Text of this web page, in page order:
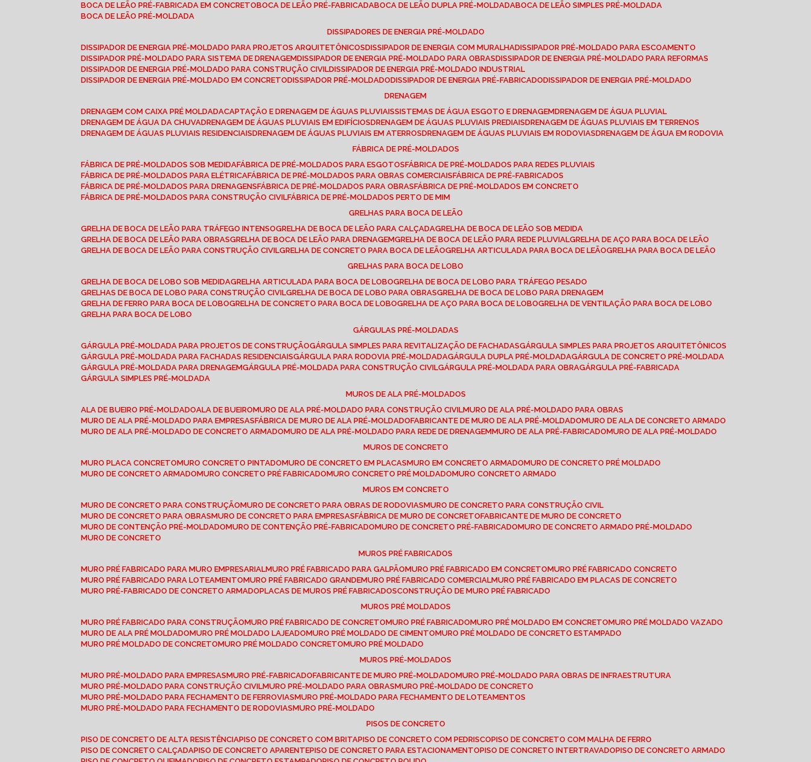
BOCA DE LEÃO PRÉ-FABRICADA EM CONCRETO BOCA DE LEÃO PRÉ-FABRICADA BOCA DE LEÃO DUPLA PRÉ-MOLDADA BOCA DE LEÃO SIMPLES PRÉ-MOLDADA
BOCA DE LEÃO PRÉ-MOLDADA
DISSIPADORES DE ENERGIA PRÉ-MOLDADO
DISSIPADOR DE ENERGIA PRÉ-MOLDADO PARA PROJETOS ARQUITETÔNICOS DISSIPADOR DE ENERGIA COM MURALHA DISSIPADOR PRÉ-MOLDADO PARA ESCOAMENTO
DISSIPADOR PRÉ-MOLDADO PARA SISTEMA DE DRENAGEM DISSIPADOR DE ENERGIA PRÉ-MOLDADO PARA OBRAS DISSIPADOR DE ENERGIA PRÉ-MOLDADO PARA REFORMAS
DISSIPADOR DE ENERGIA PRÉ-MOLDADO PARA CONSTRUÇÃO CIVIL DISSIPADOR DE ENERGIA PRÉ-MOLDADO INDUSTRIAL
DISSIPADOR DE ENERGIA PRÉ-MOLDADO EM CONCRETO DISSIPADOR PRÉ-MOLDADO DISSIPADOR DE ENERGIA PRÉ-FABRICADO DISSIPADOR DE ENERGIA PRÉ-MOLDADO
DRENAGEM
DRENAGEM COM CAIXA PRÉ MOLDADA CAPTAÇÃO E DRENAGEM DE ÁGUAS PLUVIAIS SISTEMAS DE ÁGUA ESGOTO E DRENAGEM DRENAGEM DE ÁGUA PLUVIAL
DRENAGEM DE ÁGUA DA CHUVA DRENAGEM DE ÁGUAS PLUVIAIS EM EDIFÍCIOS DRENAGEM DE ÁGUAS PLUVIAIS PREDIAIS DRENAGEM DE ÁGUAS PLUVIAIS EM TERRENOS
DRENAGEM DE ÁGUAS PLUVIAIS RESIDENCIAIS DRENAGEM DE ÁGUAS PLUVIAIS EM ATERROS DRENAGEM DE ÁGUAS PLUVIAIS EM RODOVIAS DRENAGEM DE ÁGUA EM RODOVIA
FÁBRICA DE PRÉ-MOLDADOS
FÁBRICA DE PRÉ-MOLDADOS SOB MEDIDA FÁBRICA DE PRÉ-MOLDADOS PARA ESGOTOS FÁBRICA DE PRÉ-MOLDADOS PARA REDES PLUVIAIS
FÁBRICA DE PRÉ-MOLDADOS PARA ELÉTRICA FÁBRICA DE PRÉ-MOLDADOS PARA OBRAS COMERCIAIS FÁBRICA DE PRÉ-FABRICADOS
FÁBRICA DE PRÉ-MOLDADOS PARA DRENAGENS FÁBRICA DE PRÉ-MOLDADOS PARA OBRAS FÁBRICA DE PRÉ-MOLDADOS EM CONCRETO
FÁBRICA DE PRÉ-MOLDADOS PARA CONSTRUÇÃO CIVIL FÁBRICA DE PRÉ-MOLDADOS PERTO DE MIM
GRELHAS PARA BOCA DE LEÃO
GRELHA DE BOCA DE LEÃO PARA TRÁFEGO INTENSO
GRELHA DE BOCA DE LEÃO PARA CALÇADA
GRELHA DE BOCA DE LEÃO SOB MEDIDA
GRELHA DE BOCA DE LEÃO PARA OBRAS
GRELHA DE BOCA DE LEÃO PARA DRENAGEM GRELHA DE BOCA DE LEÃO PARA REDE PLUVIAL
GRELHA DE AÇO PARA BOCA DE LEÃO
GRELHA DE BOCA DE LEÃO PARA CONSTRUÇÃO CIVIL
GRELHA DE CONCRETO PARA BOCA DE LEÃO GRELHA ARTICULADA PARA BOCA DE LEÃO
GRELHA PARA BOCA DE LEÃO
GRELHAS PARA BOCA DE LOBO
GRELHA DE BOCA DE LOBO SOB MEDIDA
GRELHA ARTICULADA PARA BOCA DE LOBO
GRELHA DE BOCA DE LOBO PARA TRÁFEGO PESADO
GRELHAS DE BOCA DE LOBO PARA CONSTRUÇÃO CIVIL
GRELHA DE BOCA DE LOBO PARA OBRAS
GRELHA DE BOCA DE LOBO PARA DRENAGEM
GRELHA DE FERRO PARA BOCA DE LOBO
GRELHA DE CONCRETO PARA BOCA DE LOBO GRELHA DE AÇO PARA BOCA DE LOBO
GRELHA DE VENTILAÇÃO PARA BOCA DE LOBO
GRELHA PARA BOCA DE LOBO
GÁRGULAS PRÉ-MOLDADAS
GÁRGULA PRÉ-MOLDADA PARA PROJETOS DE CONSTRUÇÃO
GÁRGULA SIMPLES PARA REVITALIZAÇÃO DE FACHADAS
GÁRGULA SIMPLES PARA PROJETOS ARQUITETÔNICOS
GÁRGULA PRÉ-MOLDADA PARA FACHADAS RESIDENCIAIS
GÁRGULA PARA RODOVIA PRÉ-MOLDADA GÁRGULA DUPLA PRÉ-MOLDADA
GÁRGULA DE CONCRETO PRÉ-MOLDADA
GÁRGULA PRÉ-MOLDADA PARA DRENAGEM
GÁRGULA PRÉ-MOLDADA PARA CONSTRUÇÃO CIVIL GÁRGULA PRÉ-MOLDADA PARA OBRA
GÁRGULA PRÉ-FABRICADA
GÁRGULA SIMPLES PRÉ-MOLDADA
MUROS DE ALA PRÉ-MOLDADOS
ALA DE BUEIRO PRÉ-MOLDADO ALA DE BUEIRO MURO DE ALA PRÉ-MOLDADO PARA CONSTRUÇÃO CIVIL
MURO DE ALA PRÉ-MOLDADO PARA OBRAS
MURO DE ALA PRÉ-MOLDADO PARA EMPRESAS FÁBRICA DE MURO DE ALA PRÉ-MOLDADO FABRICANTE DE MURO DE ALA PRÉ-MOLDADO
MURO DE ALA DE CONCRETO ARMADO
MURO DE ALA PRÉ-MOLDADO DE CONCRETO ARMADO
MURO DE ALA PRÉ-MOLDADO PARA REDE DE DRENAGEM MURO DE ALA PRÉ-FABRICADO
MURO DE ALA PRÉ-MOLDADO
MUROS DE CONCRETO
MURO PLACA CONCRETO
MURO CONCRETO PINTADO MURO DE CONCRETO EM PLACAS MURO EM CONCRETO ARMADO
MURO DE CONCRETO PRÉ MOLDADO
MURO DE CONCRETO ARMADO
MURO CONCRETO PRÉ FABRICADO MURO CONCRETO PRÉ MOLDADO
MURO CONCRETO ARMADO
MUROS EM CONCRETO
MURO DE CONCRETO PARA CONSTRUÇÃO
MURO DE CONCRETO PARA OBRAS DE RODOVIAS
MURO DE CONCRETO PARA CONSTRUÇÃO CIVIL
MURO DE CONCRETO PARA OBRAS
MURO DE CONCRETO PARA EMPRESAS FÁBRICA DE MURO DE CONCRETO FABRICANTE DE MURO DE CONCRETO
MURO DE CONTENÇÃO PRÉ-MOLDADO
MURO DE CONTENÇÃO PRÉ-FABRICADO MURO DE CONCRETO PRÉ-FABRICADO
MURO DE CONCRETO ARMADO PRÉ-MOLDADO
MURO DE CONCRETO
MUROS PRÉ FABRICADOS
MURO PRÉ FABRICADO PARA MURO EMPRESARIAL
MURO PRÉ FABRICADO PARA GALPÃO MURO PRÉ FABRICADO EM CONCRETO
MURO PRÉ FABRICADO CONCRETO
MURO PRÉ FABRICADO PARA LOTEAMENTO
MURO PRÉ FABRICADO GRANDE MURO PRÉ FABRICADO COMERCIAL
MURO PRÉ FABRICADO EM PLACAS DE CONCRETO
MURO PRÉ-FABRICADO DE CONCRETO ARMADO PLACAS DE MUROS PRÉ FABRICADOS CONSTRUÇÃO DE MURO PRÉ FABRICADO
MUROS PRÉ MOLDADOS
MURO PRÉ FABRICADO PARA CONSTRUÇÃO
MURO PRÉ FABRICADO DE CONCRETO MURO PRÉ FABRICADO MURO PRÉ MOLDADO EM CONCRETO
MURO PRÉ MOLDADO VAZADO
MURO DE ALA PRÉ MOLDADO
MURO PRÉ MOLDADO LAJEADO MURO PRÉ MOLDADO DE CIMENTO
MURO PRÉ MOLDADO DE CONCRETO ESTAMPADO
MURO PRÉ MOLDADO DE CONCRETO
MURO PRÉ MOLDADO CONCRETO
MURO PRÉ MOLDADO
MUROS PRÉ-MOLDADOS
MURO PRÉ-MOLDADO PARA EMPRESAS
MURO PRÉ-FABRICADO FABRICANTE DE MURO PRÉ-MOLDADO
MURO PRÉ-MOLDADO PARA OBRAS DE INFRAESTRUTURA
MURO PRÉ-MOLDADO PARA CONSTRUÇÃO CIVIL
MURO PRÉ-MOLDADO PARA OBRAS
MURO PRÉ-MOLDADO DE CONCRETO
MURO PRÉ-MOLDADO PARA FECHAMENTO DE FERROVIAS
MURO PRÉ-MOLDADO PARA FECHAMENTO DE LOTEAMENTOS
MURO PRÉ-MOLDADO PARA FECHAMENTO DE RODOVIAS
MURO PRÉ-MOLDADO
PISOS DE CONCRETO
PISO DE CONCRETO DE ALTA RESISTÊNCIA PISO DE CONCRETO COM BRITA PISO DE CONCRETO COM PEDRISCO PISO DE CONCRETO COM MALHA DE FERRO
PISO DE CONCRETO CALÇADA PISO DE CONCRETO APARENTE PISO DE CONCRETO PARA ESTACIONAMENTO PISO DE CONCRETO INTERTRAVADO PISO DE CONCRETO ARMADO